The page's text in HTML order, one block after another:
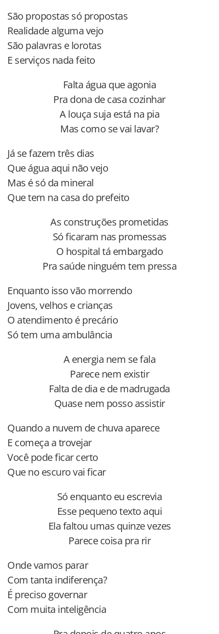
São propostas só propostas
Realidade alguma vejo
São palavras e lorotas
E serviços nada feito
Falta água que agonia
Pra dona de casa cozinhar
A louça suja está na pia
Mas como se vai lavar?
Já se fazem três dias
Que água aqui não vejo
Mas é só da mineral
Que tem na casa do prefeito
As construções prometidas
Só ficaram nas promessas
O hospital tá embargado
Pra saúde ninguém tem pressa
Enquanto isso vão morrendo
Jovens, velhos e crianças
O atendimento é precário
Só tem uma ambulância
A energia nem se fala
Parece nem existir
Falta de dia e de madrugada
Quase nem posso assistir
Quando a nuvem de chuva aparece
E começa a trovejar
Você pode ficar certo
Que no escuro vai ficar
Só enquanto eu escrevia
Esse pequeno texto aqui
Ela faltou umas quinze vezes
Parece coisa pra rir
Onde vamos parar
Com tanta indiferença?
É preciso governar
Com muita inteligência